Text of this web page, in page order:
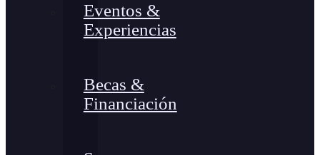
Eventos &
Experiencias
Becas &
Financiación